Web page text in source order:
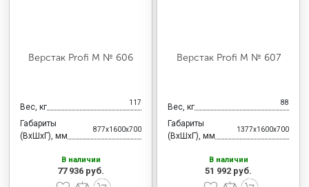
Верстак Profi M № 606
Вес, кг 117
Габариты
(ВхШхГ), мм
877x1600x700
В наличии
77 936 руб.
Верстак Profi M № 607
Вес, кг 88
Габариты
(ВхШхГ), мм
1377x1600x700
В наличии
51 992 руб.